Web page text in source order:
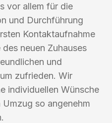
vor allem für die
und Durchführung
Kontaktaufnahme
neuen Zuhauses
und
zufrieden. Wir
individuellen Wünsche
so angenehm